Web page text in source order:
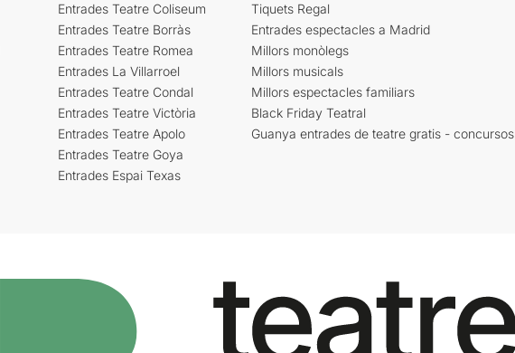
Entrades Teatre Coliseum
Entrades Teatre Borràs
Entrades Teatre Romea
Entrades La Villarroel
Entrades Teatre Condal
Entrades Teatre Victòria
Entrades Teatre Apolo
Entrades Teatre Goya
Entrades Espai Texas
Tiquets Regal
Entrades espectacles a Madrid
Millors monòlegs
Millors musicals
Millors espectacles familiars
Black Friday Teatral
Guanya entrades de teatre gratis - concursos